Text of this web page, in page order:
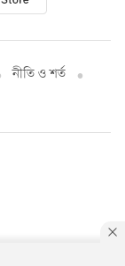
নীতি ও শর্ত